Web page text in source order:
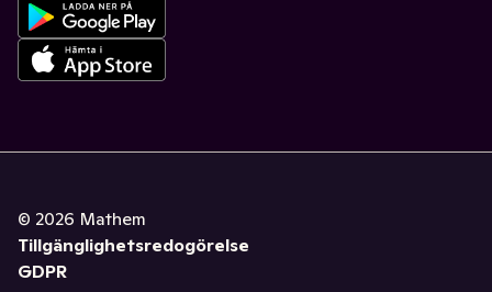
© 2026 Mathem
Tillgänglighetsredogörelse
GDPR